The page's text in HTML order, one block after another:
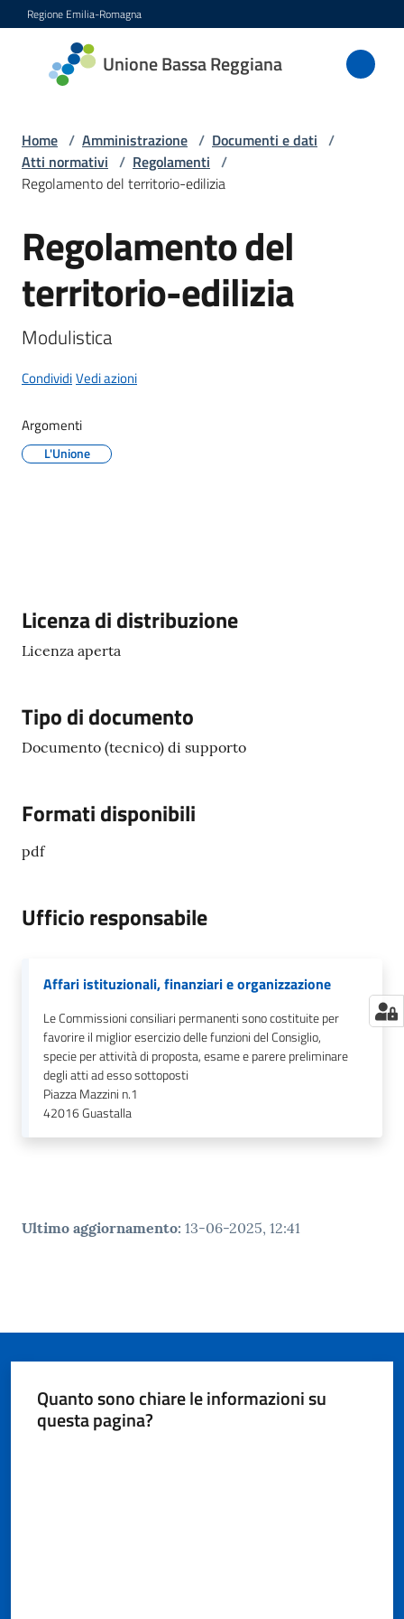
Vai al contenuto
Vai alla navigazione
Vai al footer
Regione Emilia-Romagna
Unione Bassa Reggiana
Unione
Bassa
Amministrazione
Novità
Servizi
Vivere
su
Home / Amministrazione / Documenti e dati /
Atti normativi / Regolamenti /
Regolamento del territorio-edilizia
Salta al contenuto
Regolamento del
territorio-edilizia
Modulistica
CondividiVedi azioni
Argomenti
L'Unione
Descrizione
Licenza di distribuzione
Licenza aperta
Tipo di documento
Documento (tecnico) di supporto
Formati disponibili
pdf
Ufficio responsabile
Affari istituzionali, finanziari e organizzazione
Le Commissioni consiliari permanenti sono costituite per
favorire il miglior esercizio delle funzioni del Consiglio,
specie per attività di proposta, esame e parere preliminare
degli atti ad esso sottoposti
Piazza Mazzini n.1
42016Guastalla
Ultimo aggiornamento: 13-06-2025, 12:41
Quanto sono chiare le informazioni su
questa pagina?